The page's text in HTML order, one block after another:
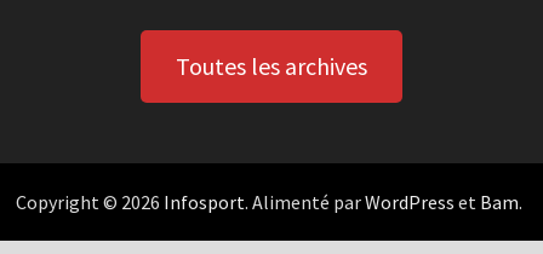
Toutes les archives
Copyright © 2026 Infosport. Alimenté parWordPress et Bam.